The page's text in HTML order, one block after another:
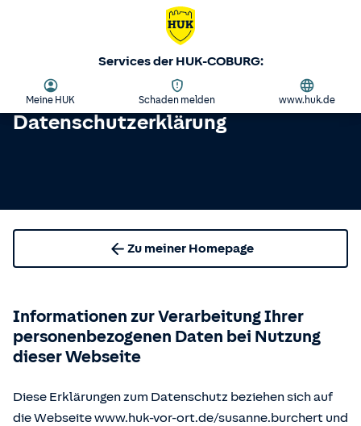
Services der HUK-COBURG:
Meine HUK Schaden melden www.huk.de
Datenschutzerklärung
Zu meiner Homepage
Informationen zur Verarbeitung Ihrer
personenbezogenen Daten bei Nutzung
dieser Webseite
Diese Erklärungen zum Datenschutz beziehen sich auf
die Webseite www.huk-vor-ort.de/susanne.burchert und